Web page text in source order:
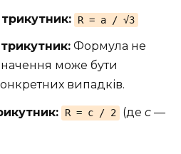
трикутник: R = a / √3
Формула не
може бути
випадків.
R = c / 2 (де c—